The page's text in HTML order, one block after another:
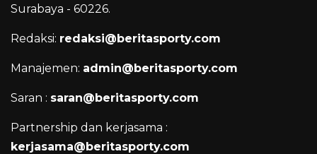
Surabaya - 60226.
Redaksi: redaksi@beritasporty.com
Manajemen: admin@beritasporty.com
Saran : saran@beritasporty.com
Partnership dan kerjasama :
kerjasama@beritasporty.com